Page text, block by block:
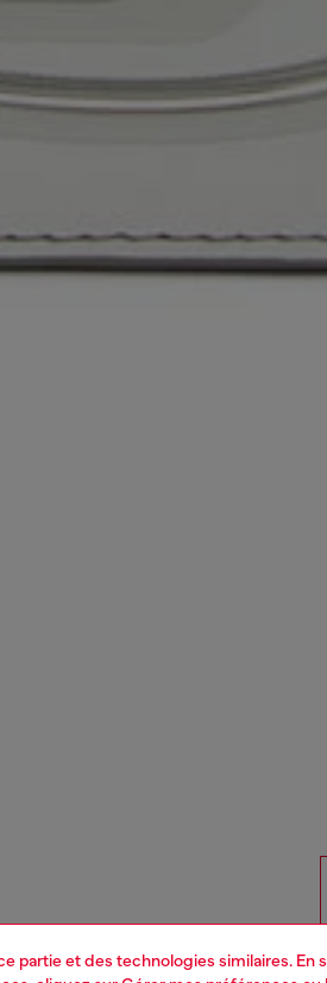
et des technologies similaires. En